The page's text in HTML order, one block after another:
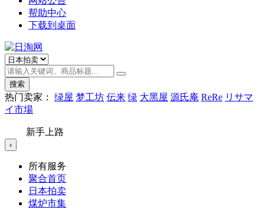
帮助中心
下载到桌面
搜索
热门卖家： 绿屋 梦工坊 伝来 绿 大黑屋 源氏庵 ReRe リサマ
イ市場
新手上路
‹
所有服务
聚合首页
日本拍卖
煤炉市集